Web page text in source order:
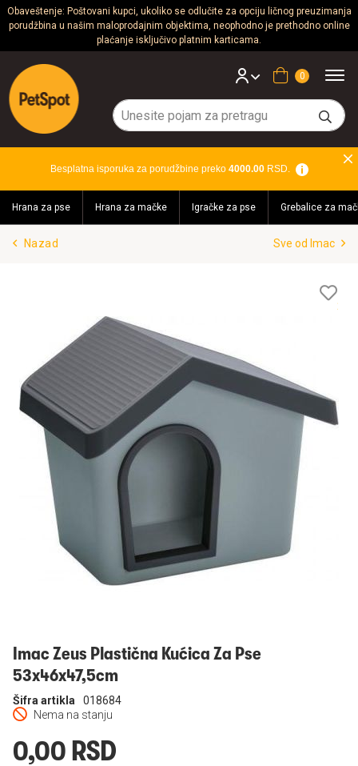
Obaveštenje: Poštovani kupci, ukoliko se odlučite za opciju ličnog preuzimanja
porudžbina u našim maloprodajnim objektima, neophodno je prethodno online
plaćanje isključivo platnim karticama.
Psi
Mačke
Glodari
Akvaristika
Teraristika
Brendovi
Akcija!
Prijavi se
Korpa
Besplatna isporuka za porudžbine preko 4000.00RSD.
Hrana za pse Hrana za mačke Igračke za pse Grebalice za
Nazad Sve od Imac
Imac Zeus Plastična Kućica Za Pse
53x46x47,5cm
Nema na stanju
Šifra artikla 018684
0,00 RSD